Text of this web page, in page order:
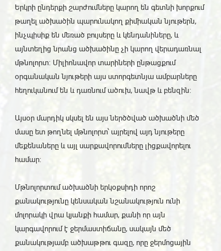
Երկրի ընդերքի շարժումները կարող են գետնի խորքում
թաղել ածխածին պարունակող քիմիական նյութերն,
ինչպիսիք են մեռած բույսերը և կենդանիները, և
այնտեղից նրանց ածխածինը չի կարող վերադառնալ
մթնոլորտ: Միլիոնավոր տարիների ընթացքում
օրգանական նյութերի այս ստորգետնյա ամբարները
հեղուկանում են և դառնում ածուխ, նավթ և բենզին։
Այսօր մարդիկ սկսել են այս ներծծված ածխածնի մեծ
մասը ետ թողնել մթնոլորտ՝ այրելով այդ նյութերը
մեքենաները և այլ սարքավորումները լիցքավորելու
համար:
Մթնոլորտում ածխածնի երկօքսիդի որոշ
քանակությունը կենսական նշանակություն ունի
մոլորակի վրա կյանքի համար, քանի որ այն
կարգավորում է ջերմաստիճանը, սակայն մեծ
քանակությամբ ածխաթթու գազը, որը ջերմոցային